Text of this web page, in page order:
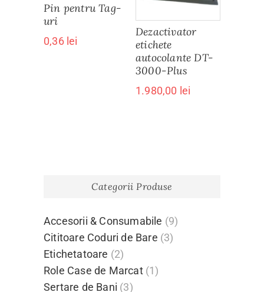
Pin pentru Tag-
uri
0,36 lei
Dezactivator
etichete
autocolante DT-
3000-Plus
1.980,00 lei
Categorii Produse
Accesorii & Consumabile (9)
Cititoare Coduri de Bare (3)
Etichetatoare (2)
Role Case de Marcat (1)
Sertare de Bani (3)